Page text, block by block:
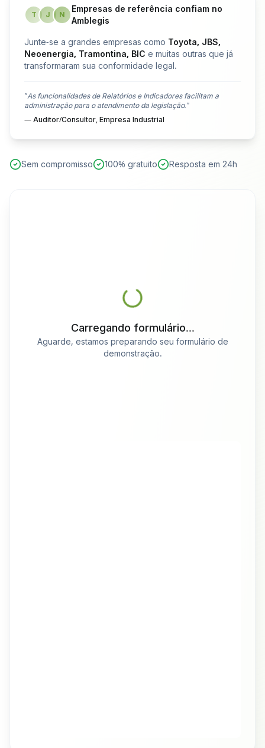
T J N
Empresas de referência confiam no
Amblegis
Junte-se a grandes empresas como Toyota, JBS,
Neoenergia, Tramontina, BIC e muitas outras que já
transformaram sua conformidade legal.
"As funcionalidades de Relatórios e Indicadores facilitam a
administração para o atendimento da legislação."
— Auditor/Consultor, Empresa Industrial
Sem compromisso 100% gratuito Resposta em 24h
Carregando formulário...
Aguarde, estamos preparando seu formulário de
demonstração.